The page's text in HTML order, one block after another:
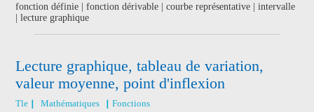
fonction définie | fonction dérivable | courbe représentative | intervalle
| lecture graphique
Lecture graphique, tableau de variation,
valeur moyenne, point d'inflexion
Tle Mathématiques
Fonctions